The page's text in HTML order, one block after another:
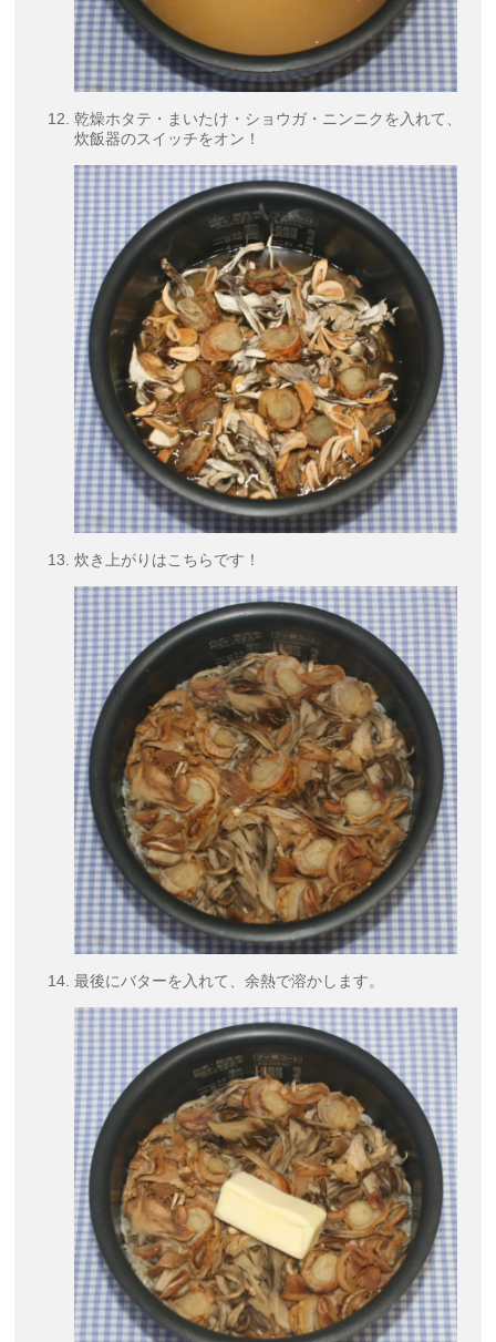
乾燥ホタテ・まいたけ・ショウガ・ニンニクを入れて、
炊飯器のスイッチをオン！
炊き上がりはこちらです！
最後にバターを入れて、余熱で溶かします。